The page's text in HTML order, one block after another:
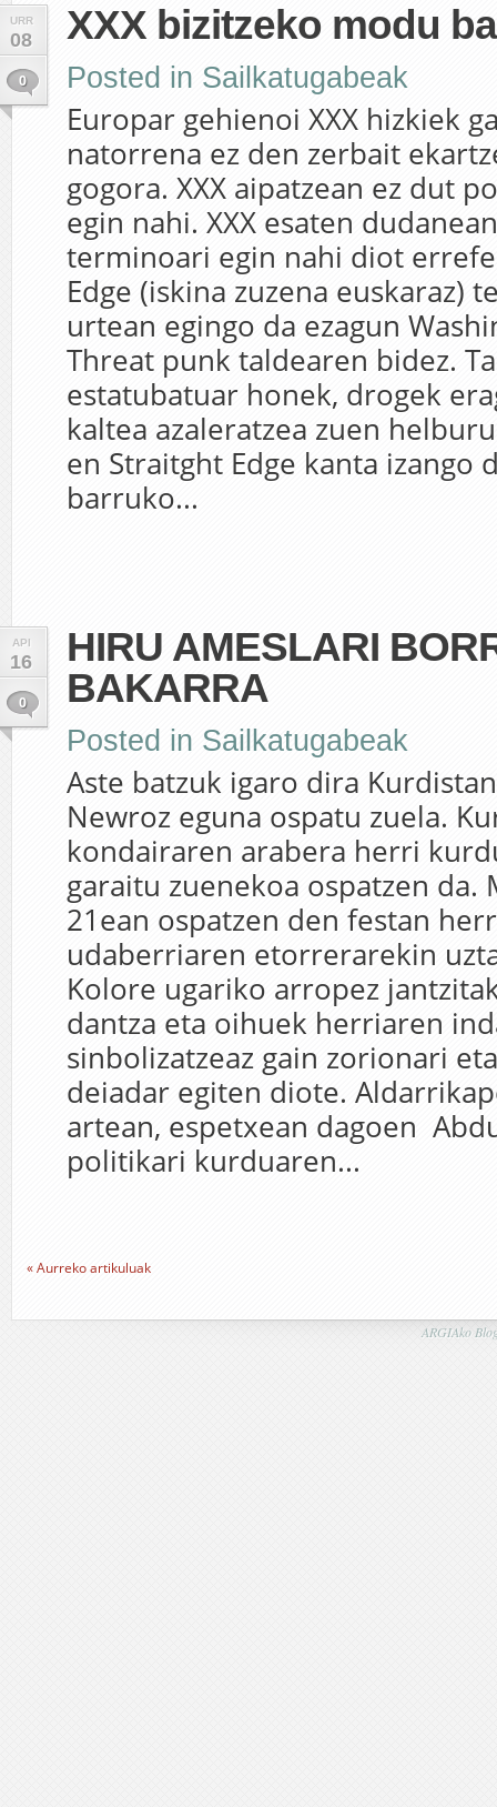
URR
08
0
XXX bizitzeko modu
Posted in Sailkatugabeak
Europar gehienoi XXX hizkiek
natorrena ez den zerbait
gogora. XXX aipatzean ez dut
egin nahi. XXX esaten
terminoari egin nahi diot
Edge (iskina zuzena euskaraz)
urtean egingo da ezagun
Threat punk taldearen bidez.
estatubatuar honek, drogek
kaltea azaleratzea zuen
en Straitght Edge kanta izango
barruko...
API
16
0
HIRU AMESLARI
BAKARRA
Posted in Sailkatugabeak
Aste batzuk igaro dira
Newroz eguna ospatu zuela.
kondairaren arabera herri
garaitu zuenekoa ospatzen da.
21ean ospatzen den festan
udaberriaren etorrerarekin
Kolore ugariko arropez
dantza eta oihuek herriaren
sinbolizatzeaz gain zorionari
deiadar egiten diote.
artean, espetxean dagoen
politikari kurduaren...
« Aurreko artikuluak
ARGIAko